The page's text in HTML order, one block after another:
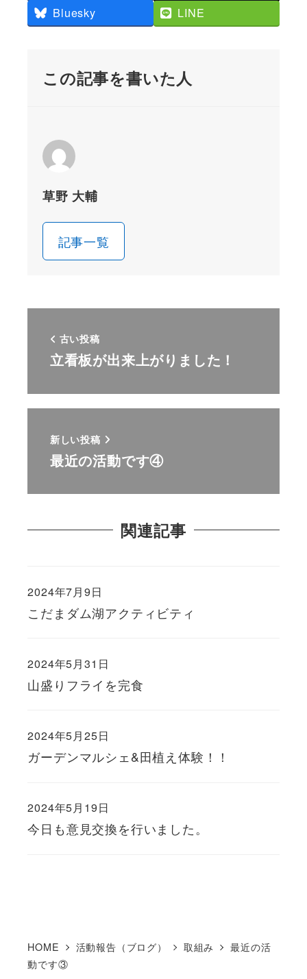
Bluesky
LINE
この記事を書いた人
草野 大輔
記事一覧
古い投稿
立看板が出来上がりました！
新しい投稿
最近の活動です④
関連記事
こだまダム湖アクティビティ
2024年7月9日
山盛りフライを完食
2024年5月31日
ガーデンマルシェ&田植え体験！！
2024年5月25日
今日も意見交換を行いました。
2024年5月19日
HOME 活動報告（ブログ） 取組み
最近の活
動です③